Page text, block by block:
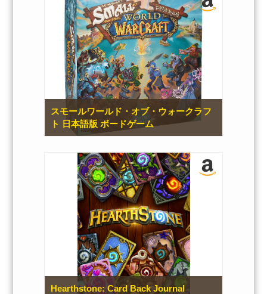
スモールワールド・オブ・ウォークラフ
ト 日本語版 ボードゲーム
Hearthstone: Card Back Journal